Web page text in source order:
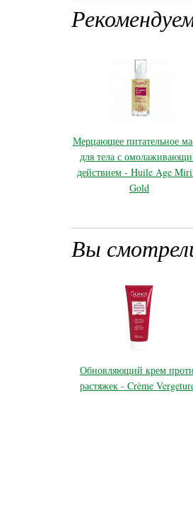
Мерцающее питательное
для тела с
действием - Huile Age
Gold
Вы
Обновляющий крем
растяжек - Crème